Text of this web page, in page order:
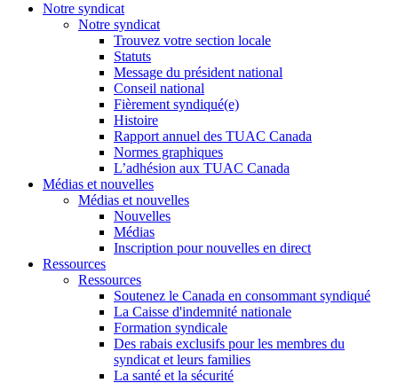
Notre syndicat
Notre syndicat
Trouvez votre section locale
Statuts
Message du président national
Conseil national
Fièrement syndiqué(e)
Histoire
Rapport annuel des TUAC Canada
Normes graphiques
L’adhésion aux TUAC Canada
Médias et nouvelles
Médias et nouvelles
Nouvelles
Médias
Inscription pour nouvelles en direct
Ressources
Ressources
Soutenez le Canada en consommant syndiqué
La Caisse d'indemnité nationale
Formation syndicale
Des rabais exclusifs pour les membres du
syndicat et leurs families
La santé et la sécurité